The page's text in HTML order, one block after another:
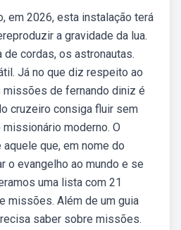
em 2026, esta instalação terá
a gravidade da lua.
cordas, os astronautas.
Já no que diz respeito ao
missões de fernando diniz é
cruzeiro consiga fluir sem
moderno. O
que, em nome do
o evangelho ao mundo e se
uma lista com 21
missões. Além de um guia
saber sobre missões.